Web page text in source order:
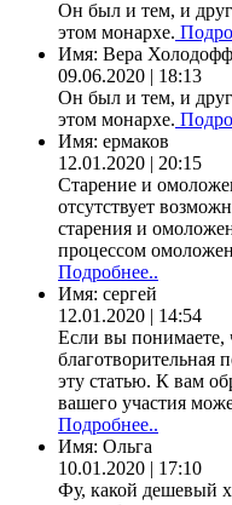
Он был и тем, и
этом монархе.
Имя: Вера Холодофф
09.06.2020 | 18:13
Он был и тем, и
этом монархе.
Имя: ермаков
12.01.2020 | 20:15
Старение и
отсутствует
старения и
процессом
Подробнее..
Имя: сергей
12.01.2020 | 14:54
Если вы понимаете,
благотворительная
эту статью. К вам
вашего участия
Подробнее..
Имя: Ольга
10.01.2020 | 17:10
Фу, какой дешевый